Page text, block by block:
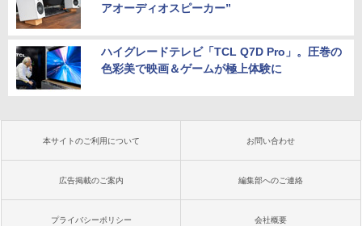
アオーディオスピーカー”
ハイグレードテレビ「TCL Q7D Pro」。圧巻の
色彩美で映画＆ゲームが極上体験に
本サイトのご利用について お問い合わせ
広告掲載のご案内 編集部へのご連絡
プライバシーポリシー 会社概要